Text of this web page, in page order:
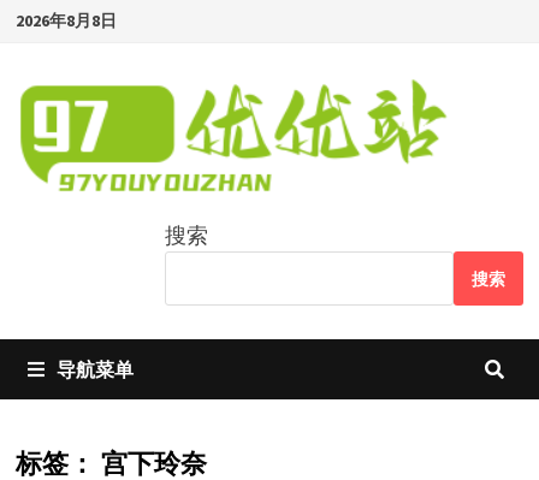
Skip
content
2026年8月8日
搜索
搜索
导航菜单
标签： 宫下玲奈